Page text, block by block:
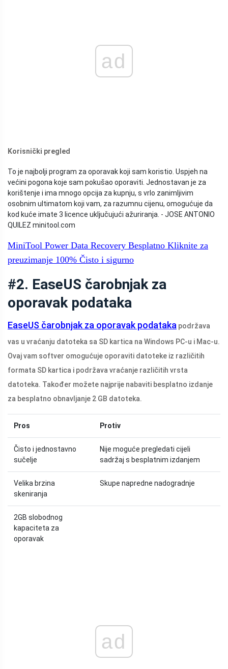
ad
Korisnički pregled
To je najbolji program za oporavak koji sam koristio. Uspjeh na
većini pogona koje sam pokušao oporaviti. Jednostavan je za
korištenje i ima mnogo opcija za kupnju, s vrlo zanimljivim
osobnim ultimatom koji vam, za razumnu cijenu, omogućuje da
kod kuće imate 3 licence uključujući ažuriranja. - JOSE ANTONIO
QUILEZ minitool.com
MiniTool Power Data Recovery Besplatno Kliknite za
preuzimanje 100% Čisto i sigurno
#2. EaseUS čarobnjak za
oporavak podataka
EaseUS čarobnjak za oporavak podataka podržava
vas u vraćanju datoteka sa SD kartica na Windows PC-u i Mac-u.
Ovaj vam softver omogućuje oporaviti datoteke iz različitih
formata SD kartica i podržava vraćanje različitih vrsta
datoteka. Također možete najprije nabaviti besplatno izdanje
za besplatno obnavljanje 2 GB datoteka.
Pros Protiv
Čisto i jednostavno
sučelje
Nije moguće pregledati cijeli
sadržaj s besplatnim izdanjem
Velika brzina
skeniranja
Skupe napredne nadogradnje
2GB slobodnog
kapaciteta za
oporavak
ad